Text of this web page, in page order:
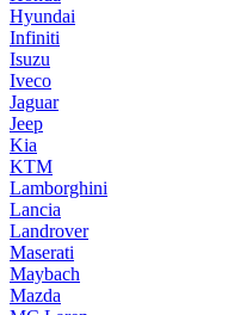
Hyundai
Infiniti
Isuzu
Iveco
Jaguar
Jeep
Kia
KTM
Lamborghini
Lancia
Landrover
Maserati
Maybach
Mazda